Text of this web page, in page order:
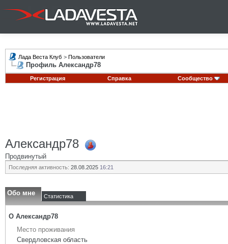
Лада Веста Клуб > Пользователи
Профиль Александр78
Регистрация Справка Сообщество
Александр78
Продвинутый
Последняя активность: 28.08.2025 16:21
Обо мне Статистика
О Александр78
Место проживания
Свердловская область